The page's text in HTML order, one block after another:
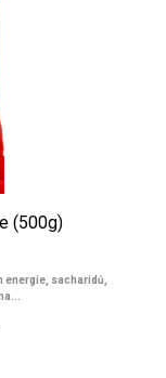
(500g)
energie, sacharidů,